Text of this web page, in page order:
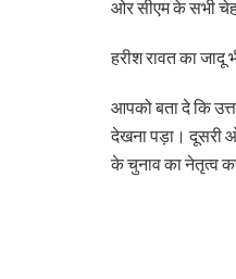
ओर सीएम के सभी
हरीश रावत का जादू
आपको बता दे कि
देखना पड़ा। दूसरी
के चुनाव का नेतृत्व